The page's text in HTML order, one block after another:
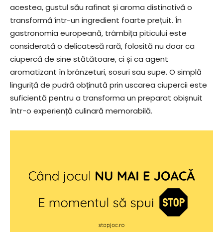
acestea, gustul său rafinat și aroma distinctivă o
transformă într-un ingredient foarte prețuit. În
gastronomia europeană, trâmbița piticului este
considerată o delicatesă rară, folosită nu doar ca
ciupercă de sine stătătoare, ci și ca agent
aromatizant în brânzeturi, sosuri sau supe. O simplă
linguriță de pudră obținută prin uscarea ciupercii este
suficientă pentru a transforma un preparat obișnuit
într-o experiență culinară memorabilă.